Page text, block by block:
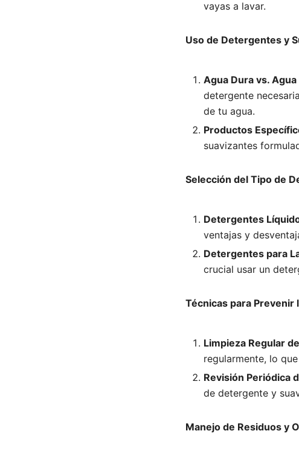
vayas a lavar.
Uso de Detergentes y
Agua Dura vs. Agua
detergente
de tu agua.
Productos
suavizantes
Selección del Tipo de
Detergentes
ventajas y
Detergentes para
crucial usar un
Técnicas para Prevenir
Limpieza Regular
regularmente, lo
Revisión Periódica
de detergente y
Manejo de Residuos y